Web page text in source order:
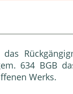
634 BGB
Werks.